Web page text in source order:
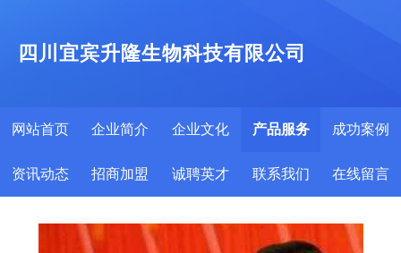
四川宜宾升隆生物科技有限公司
网站首页 企业简介 企业文化 产品服务 成功案例
资讯动态 招商加盟 诚聘英才 联系我们 在线留言